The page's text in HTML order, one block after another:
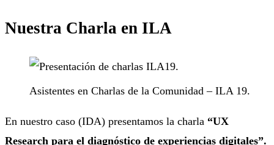
Nuestra Charla en ILA
Asistentes en Charlas de la Comunidad – ILA 19.
En nuestro caso (IDA) presentamos la charla “UX
Research para el diagnóstico de experiencias digitales”.